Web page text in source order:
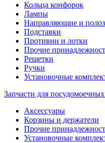
Кольца конфорок
Лампы
Направляющие и
Подставки
Противни и лотки
Прочие
Решетки
Ручки
Установочные
Запчасти для
Аксессуары
Корзины и держатели
Прочие
Установочные